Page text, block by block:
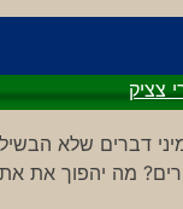
צציק
דברים שלא
מה יהפוך את